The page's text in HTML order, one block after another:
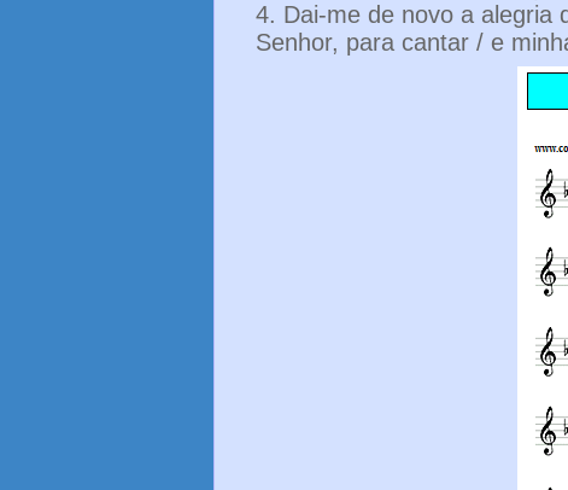
4. Dai-me de novo a alegria
Senhor, para cantar / e